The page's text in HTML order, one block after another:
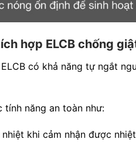
hợp ELCB chống
có khả năng tự ngắt
tính năng an toàn như:
khi cảm nhận được